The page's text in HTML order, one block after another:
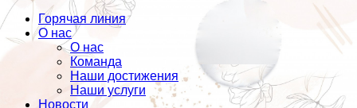
Горячая линия
О нас
О нас
Команда
Наши достижения
Наши услуги
Новости